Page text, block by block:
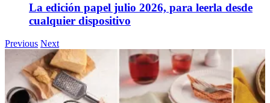
La edición papel julio 2026, para leerla desde
cualquier dispositivo
Previous Next